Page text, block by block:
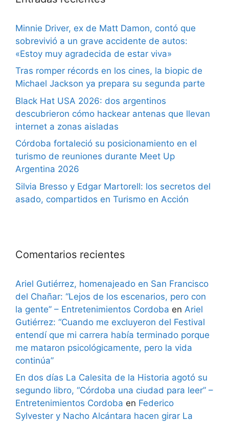
Minnie Driver, ex de Matt Damon, contó que
sobrevivió a un grave accidente de autos:
«Estoy muy agradecida de estar viva»
Tras romper récords en los cines, la biopic de
Michael Jackson ya prepara su segunda parte
Black Hat USA 2026: dos argentinos
descubrieron cómo hackear antenas que llevan
internet a zonas aisladas
Córdoba fortaleció su posicionamiento en el
turismo de reuniones durante Meet Up
Argentina 2026
Silvia Bresso y Edgar Martorell: los secretos del
asado, compartidos en Turismo en Acción
Comentarios recientes
Ariel Gutiérrez, homenajeado en San Francisco
del Chañar: “Lejos de los escenarios, pero con
la gente” – Entretenimientos Cordoba en Ariel
Gutiérrez: “Cuando me excluyeron del Festival
entendí que mi carrera había terminado porque
me mataron psicológicamente, pero la vida
continúa”
En dos días La Calesita de la Historia agotó su
segundo libro, “Córdoba una ciudad para leer” –
Entretenimientos Cordoba en Federico
Sylvester y Nacho Alcántara hacen girar La